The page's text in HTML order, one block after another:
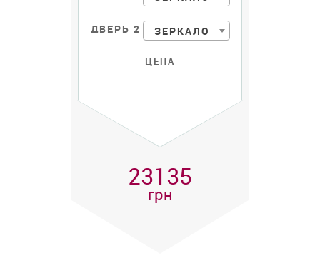
ДВЕРЬ 2 ЗЕРКАЛО
ЦЕНА
23135
грн